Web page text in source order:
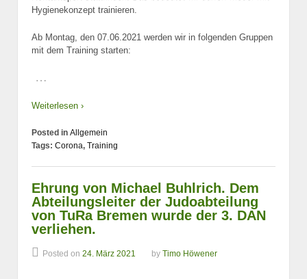
Hygienekonzept trainieren.
Ab Montag, den 07.06.2021 werden wir in folgenden Gruppen
mit dem Training starten:
…
Weiterlesen ›
Posted in Allgemein
Tags: Corona, Training
Ehrung von Michael Buhlrich. Dem
Abteilungsleiter der Judoabteilung
von TuRa Bremen wurde der 3. DAN
verliehen.
Posted on 24. März 2021 by Timo Höwener